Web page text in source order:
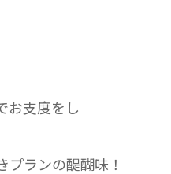
お支度をし
ランの醍醐味！